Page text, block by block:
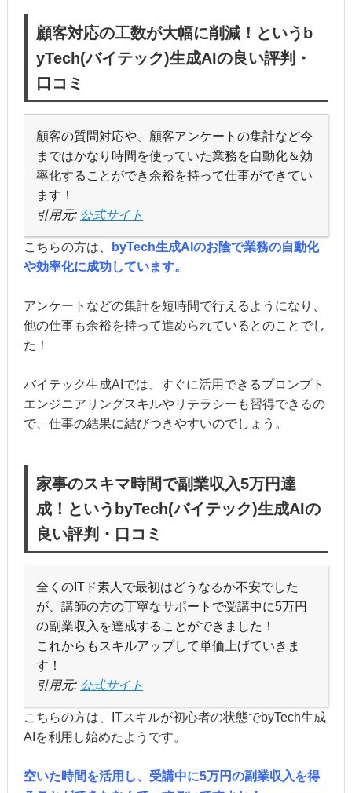
顧客対応の工数が大幅に削減！というb
yTech(バイテック)生成AIの良い評判・
口コミ
顧客の質問対応や、顧客アンケートの集計など今
まではかなり時間を使っていた業務を自動化＆効
率化することができ余裕を持って仕事ができてい
ます！
引用元: 公式サイト
こちらの方は、
byTech生成AIのお陰で業務の自動化
や効率化に成功しています。
アンケートなどの集計を短時間で行えるようになり、
他の仕事も余裕を持って進められているとのことでし
た！
バイテック生成AIでは、すぐに活用できるプロンプト
エンジニアリングスキルやリテラシーも習得できるの
で、仕事の結果に結びつきやすいのでしょう。
家事のスキマ時間で副業収入5万円達
成！というbyTech(バイテック)生成AIの
良い評判・口コミ
全くのITド素人で最初はどうなるか不安でした
が、講師の方の丁寧なサポートで受講中に5万円
の副業収入を達成することができました！
これからもスキルアップして単価上げていきま
す！
引用元: 公式サイト
こちらの方は、ITスキルが初心者の状態でbyTech生成
AIを利用し始めたようです。
空いた時間を活用し、受講中に5万円の副業収入を得